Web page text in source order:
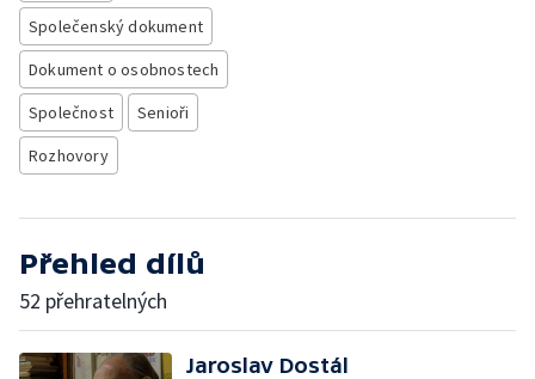
Společenský dokument
Dokument o osobnostech
Společnost
Senioři
Rozhovory
Přehled dílů
52 přehratelných
Jaroslav Dostál